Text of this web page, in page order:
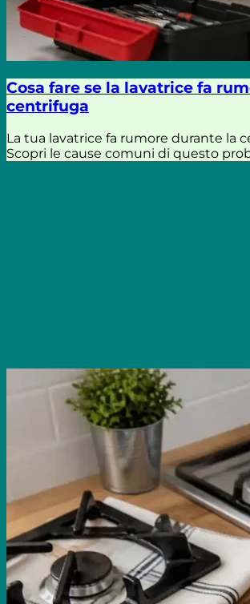
Cosa fare se la lavatrice fa
centrifuga
La tua lavatrice fa rumore durante la
Scopri le cause comuni di questo